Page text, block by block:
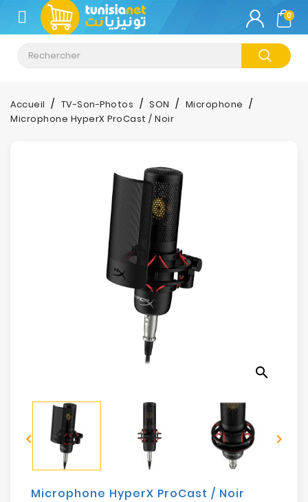
CATÉGORIE
Climatisation
Informatique
Sécurité
Mobilités
Loisirs
0
Accueil TV-Son-Photos SON
Microphone
Microphone HyperX ProCast / Noir
search
 
Microphone HyperX ProCast / Noir